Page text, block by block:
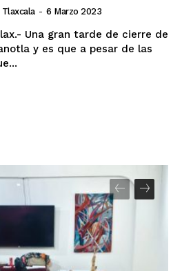
- 6 Marzo 2023
y es que a pesar de las